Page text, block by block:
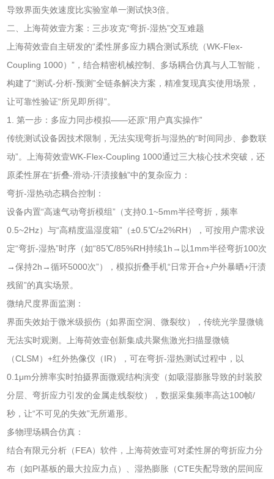
导致界面失效速度比实验室单一测试快3倍。
二、上海荷效壹方案：三步攻克“弯折-湿热”交互难题
上海荷效壹自主研发的“柔性屏多应力耦合测试系统（WK-Flex-
Coupling 1000）”，结合精密机械控制、多场耦合仿真与人工智能，
构建了“测试-分析-预测”全链条解决方案，精准复现真实使用场景，
让可靠性验证“所见即所得”。
1. 第一步：多应力同步模拟——还原“用户真实操作”
传统测试设备因技术限制，无法实现弯折与湿热的“时间同步、参数联
动”。上海荷效壹WK-Flex-Coupling 1000通过三大核心技术突破，还
原柔性屏在“折叠-滑动-汗渍接触”中的复杂应力：
弯折-湿热动态耦合控制：
设备内置“高速气动弯折模组”（支持0.1~5mm半径弯折，频率
0.5~2Hz）与“高精度温湿度箱”（±0.5℃/±2%RH），可按用户需求设
定“弯折-湿热”时序（如“85℃/85%RH持续1h→以1mm半径弯折100次
→保持2h→循环5000次”），模拟折叠手机“日常开合+户外暴晒+汗渍
残留”的真实场景。
微纳尺度界面监测：
界面失效始于微米级损伤（如界面空洞、微裂纹），传统光学显微镜
无法实时观测。上海荷效壹创新集成共聚焦激光扫描显微镜
（CLSM）+红外热像仪（IR），可在弯折-湿热测试过程中，以
0.1μm分辨率实时拍摄界面微观结构演变（如吸湿膨胀导致的封装胶
分层、弯折应力引发的金属走线裂纹），数据采集频率高达100帧/
秒，让“不可见的失效”无所遁形。
多物理场耦合仿真：
结合有限元分析（FEA）软件，上海荷效壹可对柔性屏的弯折应力分
布（如PI基板的最大拉应力点）、湿热膨胀（CTE失配导致的层间应